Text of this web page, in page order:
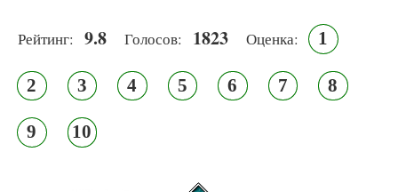
Рейтинг: 9.8 Голосов: 1823 Оценка: 1
2 3 4 5 6 7 8
9 10